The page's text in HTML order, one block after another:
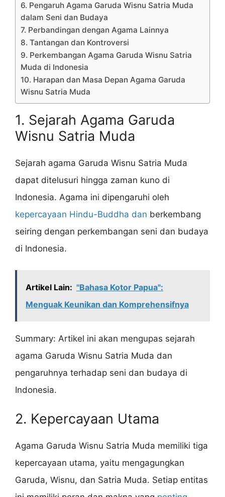
6. Pengaruh Agama Garuda Wisnu Satria Muda
dalam Seni dan Budaya
7. Perbandingan dengan Agama Lainnya
8. Tantangan dan Kontroversi
9. Perkembangan Agama Garuda Wisnu Satria
Muda di Indonesia
10. Harapan dan Masa Depan Agama Garuda
Wisnu Satria Muda
1. Sejarah Agama Garuda
Wisnu Satria Muda
Sejarah agama Garuda Wisnu Satria Muda
dapat ditelusuri hingga zaman kuno di
Indonesia. Agama ini dipengaruhi oleh
kepercayaan Hindu-Buddha dan berkembang
seiring dengan perkembangan seni dan budaya
di Indonesia.
Artikel Lain: "Bahasa Kotor Papua":
Menguak Keunikan dan Komprehensifnya
Summary: Artikel ini akan mengupas sejarah
agama Garuda Wisnu Satria Muda dan
pengaruhnya terhadap seni dan budaya di
Indonesia.
2. Kepercayaan Utama
Agama Garuda Wisnu Satria Muda memiliki tiga
kepercayaan utama, yaitu mengagungkan
Garuda, Wisnu, dan Satria Muda. Setiap entitas